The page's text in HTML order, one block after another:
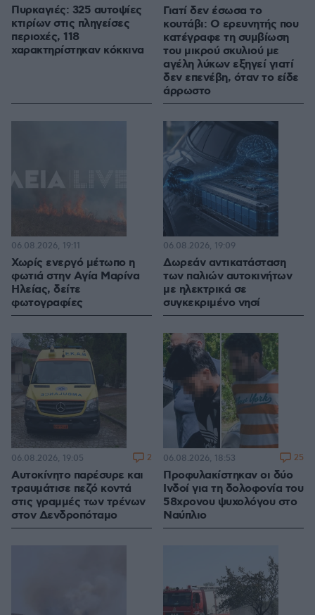
Πυρκαγιές: 325 αυτοψίες
κτιρίων στις πληγείσες
περιοχές, 118
χαρακτηρίστηκαν κόκκινα
Γιατί δεν έσωσα το
κουτάβι: Ο ερευνητής που
κατέγραφε τη συμβίωση
του μικρού σκυλιού με
αγέλη λύκων εξηγεί γιατί
δεν επενέβη, όταν το είδε
άρρωστο
Χωρίς ενεργό μέτωπο η
φωτιά στην Aγία Μαρίνα
Ηλείας, δείτε
φωτογραφίες
06.08.2026, 19:11
Δωρεάν αντικατάσταση
των παλιών αυτοκινήτων
με ηλεκτρικά σε
συγκεκριμένο νησί
06.08.2026, 19:09
Αυτοκίνητο παρέσυρε και
τραυμάτισε πεζό κοντά
στις γραμμές των τρένων
στον Δενδροπόταμο
06.08.2026, 19:05 2
Προφυλακίστηκαν οι δύο
Ινδοί για τη δολοφονία του
58χρονου ψυχολόγου στο
Ναύπλιο
06.08.2026, 18:53 25